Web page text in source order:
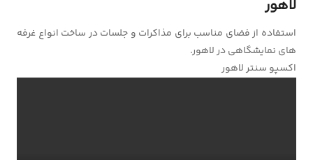
لاهور
استفاده از فضای مناسب برای مذاکرات و جلسات در ساخت انواع غرفه
های نمایشگاهی در لاهور.
اکسپو سنتر لاهور